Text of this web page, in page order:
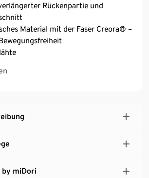
Rückenpartie und
Material mit der Faser Creora® –
durch weich angeraute
by miDori